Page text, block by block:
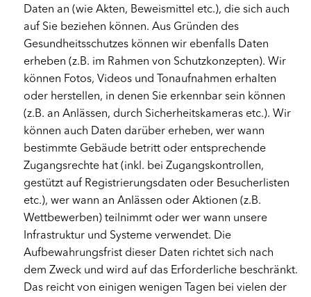
Daten an (wie Akten, Beweismittel etc.), die sich auch
auf Sie beziehen können. Aus Gründen des
Gesundheitsschutzes können wir ebenfalls Daten
erheben (z.B. im Rahmen von Schutzkonzepten). Wir
können Fotos, Videos und Tonaufnahmen erhalten
oder herstellen, in denen Sie erkennbar sein können
(z.B. an Anlässen, durch Sicherheitskameras etc.). Wir
können auch Daten darüber erheben, wer wann
bestimmte Gebäude betritt oder entsprechende
Zugangsrechte hat (inkl. bei Zugangskontrollen,
gestützt auf Registrierungsdaten oder Besucherlisten
etc.), wer wann an Anlässen oder Aktionen (z.B.
Wettbewerben) teilnimmt oder wer wann unsere
Infrastruktur und Systeme verwendet. Die
Aufbewahrungsfrist dieser Daten richtet sich nach
dem Zweck und wird auf das Erforderliche beschränkt.
Das reicht von einigen wenigen Tagen bei vielen der